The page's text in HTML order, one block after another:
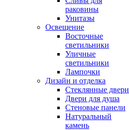
раковины
Унитазы
Освещение
Восточные
светильники
Уличные
светильники
Лампочки
Дизайн и отделка
Стеклянные двери
Двери для душа
Стеновые панели
Натуральный
камень